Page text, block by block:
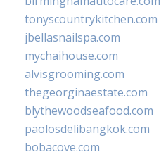
tonyscountrykitchen.com
jbellasnailspa.com
mychaihouse.com
alvisgrooming.com
thegeorginaestate.com
blythewoodseafood.com
paolosdelibangkok.com
bobacove.com